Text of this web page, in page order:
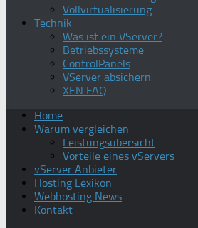
Vollvirtualisierung
Technik
Was ist ein VServer?
Betriebssysteme
ControlPanels
VServer absichern
XEN FAQ
Home
Warum vergleichen
Leistungsübersicht
Vorteile eines vServers
vServer Anbieter
Hosting Lexikon
Webhosting News
Kontakt